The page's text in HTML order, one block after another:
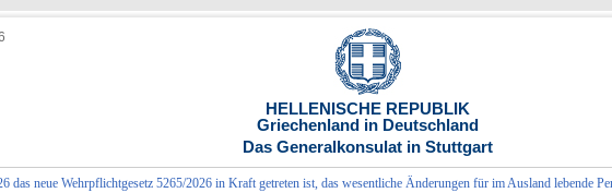
HELLENISCHE REPUBLIK
Griechenland in Deutschland
Das Generalkonsulat in Stuttgart
neue Wehrpflichtgesetz 5265/2026 in Kraft getreten ist, das wesentliche Änderungen für im Ausland lebende